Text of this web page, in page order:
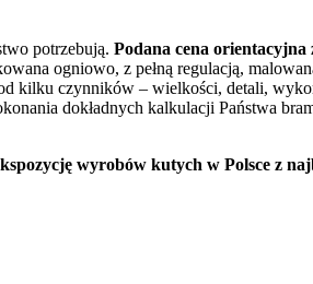
potrzebują. Podana cena orientacyjna
ogniowo, z pełną regulacją,
kilku czynników – wielkości, detali,
dokładnych kalkulacji Państwa
wyrobów kutych w Polsce z